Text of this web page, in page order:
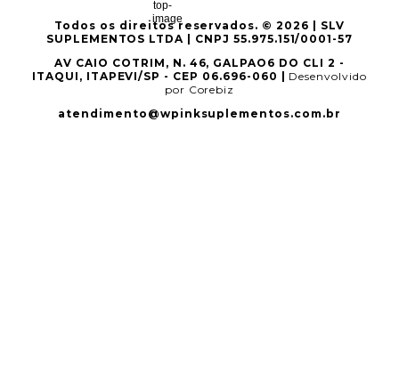
Todos os direitos reservados. © 2026 | SLV
SUPLEMENTOS LTDA | CNPJ 55.975.151/0001-57
AV CAIO COTRIM, N. 46, GALPAO6 DO CLI 2 -
ITAQUI, ITAPEVI/SP - CEP 06.696-060 | Desenvolvido
por Corebiz
atendimento@wpinksuplementos.com.br